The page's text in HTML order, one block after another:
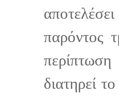
παρόντος
διατηρεί